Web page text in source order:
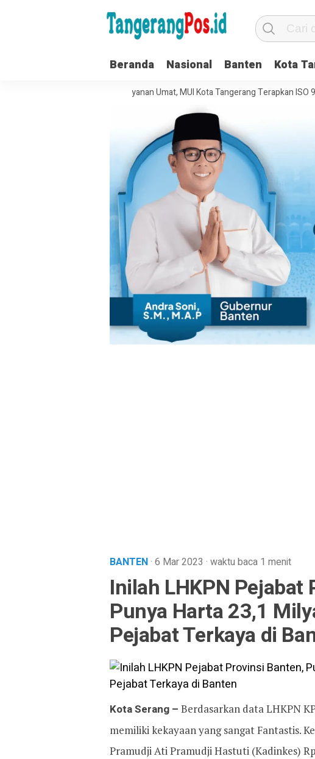
Beranda Nasional Banten Kota
Organisasi dan Pelayanan Umat, MUI Kota Tangerang Terapkan ISO
BANTEN· 6 Mar 2023 · waktu baca 1 menit
Inilah LHKPN Pejabat
Punya Harta 23,1
Pejabat Terkaya di
Kota Serang – Berdasarkan data LHKPN
memiliki kekayaan yang sangat Fantastis.
Pramudji Ati Pramudji Hastuti (Kadinkes)